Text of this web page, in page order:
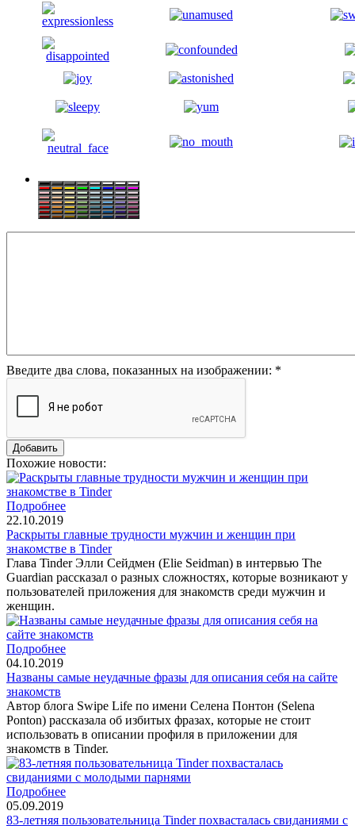
Введите два слова, показанных на изображении: *
Похожие новости:
Подробнее
22.10.2019
Раскрыты главные трудности мужчин и женщин при
знакомстве в Tinder
Глава Tinder Элли Сейдмен (Elie Seidman) в интервью The
Guardian рассказал о разных сложностях, которые возникают у
пользователей приложения для знакомств среди мужчин и
женщин.
Подробнее
04.10.2019
Названы самые неудачные фразы для описания себя на сайте
знакомств
Автор блога Swipe Life по имени Селена Понтон (Selena
Ponton) рассказала об избитых фразах, которые не стоит
использовать в описании профиля в приложении для
знакомств в Tinder.
Подробнее
05.09.2019
83-летняя пользовательница Tinder похвасталась свиданиями с